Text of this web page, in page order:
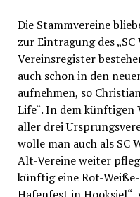
Die Stammvereine
zur Eintragung des
Vereinsregister
auch schon in den
aufnehmen, so
Life“. In dem
aller drei
wolle man auch als SC
Alt-Vereine weiter
künftig eine Rot-